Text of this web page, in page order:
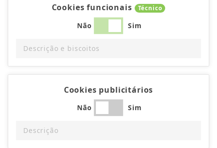
Cookies funcionais Técnico
Não Sim
Descrição e biscoitos
Cookies publicitários
Não Sim
Descrição